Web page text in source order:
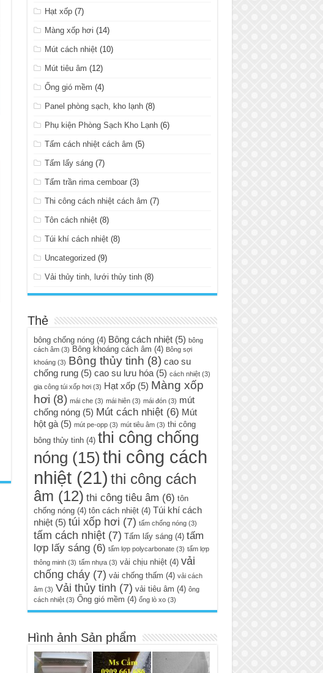
Hạt xốp (7)
Màng xốp hơi (14)
Mút cách nhiệt (10)
Mút tiêu âm (12)
Ống gió mềm (4)
Panel phòng sạch, kho lạnh (8)
Phụ kiện Phòng Sạch Kho Lạnh (6)
Tấm cách nhiệt cách âm (5)
Tấm lấy sáng (7)
Tấm trần rima cemboar (3)
Thi công cách nhiệt cách âm (7)
Tôn cách nhiệt (8)
Túi khí cách nhiệt (8)
Uncategorized (9)
Vải thủy tinh, lưới thủy tinh (8)
Thẻ
bông chống nóng(4) Bông cách nhiệt(5) bông
cách âm(3) Bông khoáng cách âm (4) Bông sợi
khoáng(3) Bông thủy tinh (8) cao su
chống rung(5) cao su lưu hóa(5) cách nhiệt(3)
gia công túi xốp hơi(3) Hạt xốp(5) Màng xốp
hơi (8) mái che(3) mái hiên(3) mái đón(3) mút
chống nóng(5) Mút cách nhiệt(6) Mút
hột gà(5) mút pe-opp(3) mút tiêu âm(3) thi công
bông thủy tinh(4) thi công chống
nóng (15) thi công cách
nhiệt(21) thi công cách
âm (12) thi công tiêu âm (6) tôn
chống nóng(4) tôn cách nhiệt(4) Túi khí cách
nhiệt(5) túi xốp hơi (7) tấm chống nóng(3)
tấm cách nhiệt(7) Tấm lấy sáng(4) tấm
lợp lấy sáng(6) tấm lợp polycarbonate(3) tấm lợp
thông minh(3) tấm nhựa(3) vải chịu nhiệt(4) vải
chống cháy(7) vải chống thấm (4) vải cách
âm(3) Vải thủy tinh (7) vải tiêu âm (4) ông
cách nhiệt(3) Ống gió mềm (4) ống lò xo(3)
Hình ảnh Sản phẩm